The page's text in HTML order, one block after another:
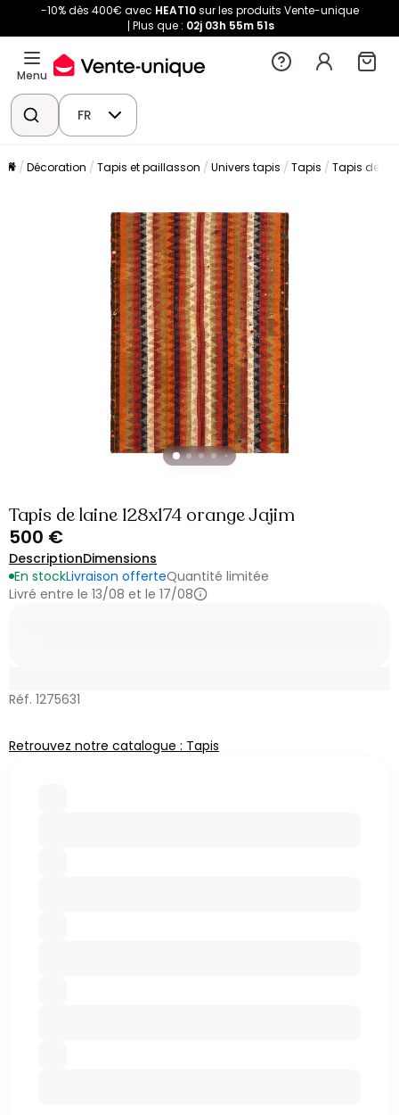
-10% dès 400€ avec HEAT10sur les produits Vente-unique
Plus que : 02j 03h 55m 50s
Menu
FR
Décoration Tapis et paillasson Univers tapis Tapis Tapis de
Tapis de laine 128x174 orange Jajim
500 €
DescriptionDimensions
En stockLivraison offerteQuantité limitée
Livré entre le 13/08 et le 17/08
Réf. 1275631
Retrouvez notre catalogue : Tapis